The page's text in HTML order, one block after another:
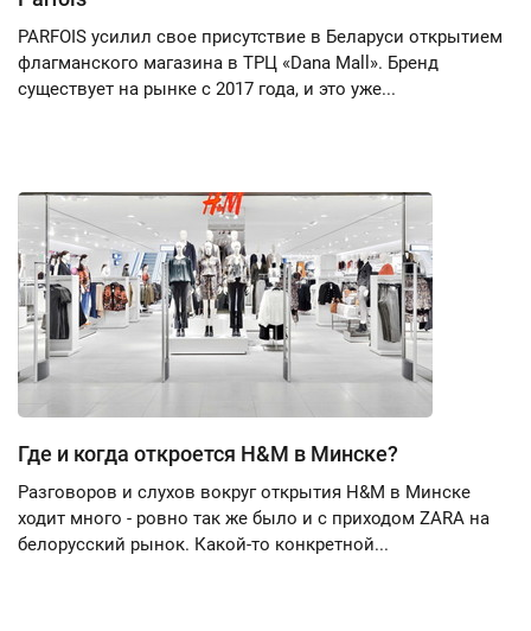
PARFOIS усилил свое присутствие в Беларуси открытием
флагманского магазина в ТРЦ «Dana Mall». Бренд
существует на рынке с 2017 года, и это уже...
Где и когда откроется H&M в Минске?
Разговоров и слухов вокруг открытия H&M в Минске
ходит много - ровно так же было и с приходом ZARA на
белорусский рынок. Какой-то конкретной...